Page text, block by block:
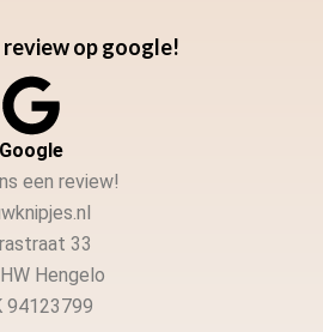
review op google!
Google
een review!
33
Hengelo
94123799